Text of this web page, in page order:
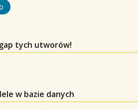
tych utworów!
w bazie danych